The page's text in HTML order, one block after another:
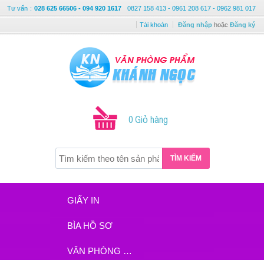
Tư vấn : 028 625 66506 - 094 920 1617 0827 158 413 - 0961 208 617 - 0962 981 017
Tài khoản Đăng nhập hoặc Đăng ký
0 Giỏ hàng
TÌM KIẾM
GIẤY IN
BÌA HỒ SƠ
VĂN PHÒNG PHẨM